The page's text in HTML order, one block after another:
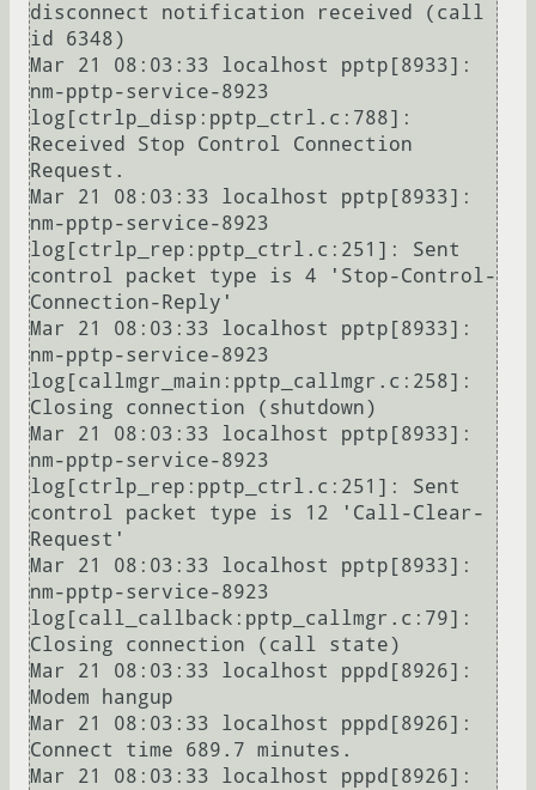
disconnect notification received (call
id 6348)
Mar 21 08:03:33 localhost pptp[8933]:
nm-pptp-service-8923
log[ctrlp_disp:pptp_ctrl.c:788]:
Received Stop Control Connection
Request.
Mar 21 08:03:33 localhost pptp[8933]:
nm-pptp-service-8923
log[ctrlp_rep:pptp_ctrl.c:251]: Sent
control packet type is 4 'Stop-Control-
Connection-Reply'
Mar 21 08:03:33 localhost pptp[8933]:
nm-pptp-service-8923
log[callmgr_main:pptp_callmgr.c:258]:
Closing connection (shutdown)
Mar 21 08:03:33 localhost pptp[8933]:
nm-pptp-service-8923
log[ctrlp_rep:pptp_ctrl.c:251]: Sent
control packet type is 12 'Call-Clear-
Request'
Mar 21 08:03:33 localhost pptp[8933]:
nm-pptp-service-8923
log[call_callback:pptp_callmgr.c:79]:
Closing connection (call state)
Mar 21 08:03:33 localhost pppd[8926]:
Modem hangup
Mar 21 08:03:33 localhost pppd[8926]:
Connect time 689.7 minutes.
Mar 21 08:03:33 localhost pppd[8926]: